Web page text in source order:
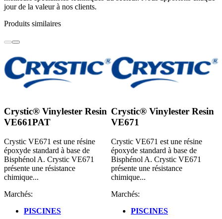
jour de la valeur à nos clients.
Produits similaires
Crystic® Vinylester Resin
VE661PAT
Crystic VE671 est une résine
époxyde standard à base de
Bisphénol A. Crystic VE671
présente une résistance
chimique...
Marchés:
PISCINES
Crystic® Vinylester Resin
VE671
Crystic VE671 est une résine
époxyde standard à base de
Bisphénol A. Crystic VE671
présente une résistance
chimique...
Marchés:
PISCINES